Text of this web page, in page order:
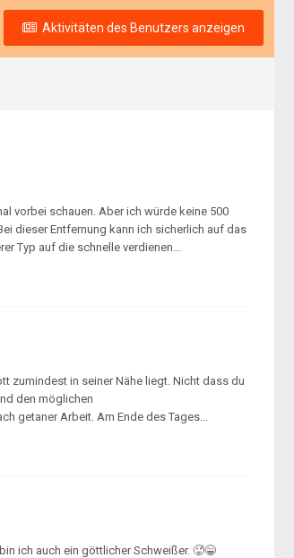
Aktivitäten des Benutzers anzeigen
vorbei schauen. Aber ich würde keine 500
dieser Entfernung kann ich sicherlich auf das
Typ auf die schnelle verdienen...
zumindest in seiner Nähe liegt. Nicht dass du
den möglichen
getaner Arbeit. Am Ende des Tages...
ich auch ein göttlicher Schweißer. 🥵😁